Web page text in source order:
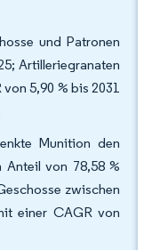
und Patronen
Artilleriegranaten
5,90 % bis 2031
Munition den
von 78,58 %
zwischen
einer CAGR von